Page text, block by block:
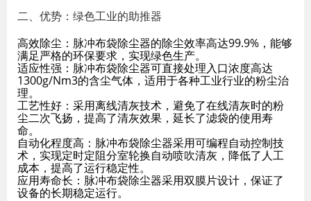
二、优势：绿色工业的助推器
高效除尘：脉冲布袋除尘器的除尘效率高达99.9%，能够
满足严格的环保要求，实现绿色生产。
适应性强：脉冲布袋除尘器可直接处理入口浓度高达
1300g/Nm3的含尘气体，适用于各种工业行业的粉尘治
理。
工艺性好：采用离线清灰技术，避免了在线清灰时的粉
尘二次飞扬，提高了清灰效果，延长了滤袋的使用寿
命。
自动化程度高：脉冲布袋除尘器采用可编程自动控制技
术，实现定时定阻分室轮换自动喷吹清灰，降低了人工
成本，提高了运行稳定性。
应用寿命长：脉冲布袋除尘器采用双膜片设计，保证了
设备的长期稳定运行。